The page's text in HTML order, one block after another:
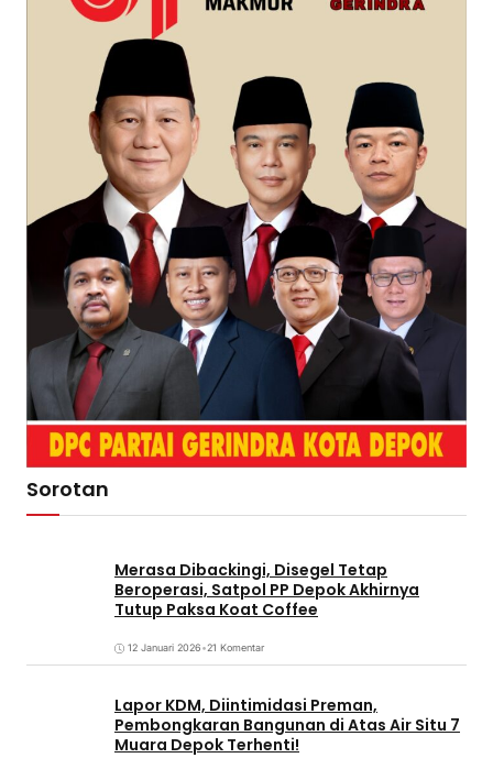
Sorotan
Merasa Dibackingi, Disegel Tetap
Beroperasi, Satpol PP Depok Akhirnya
Tutup Paksa Koat Coffee
12 Januari 2026•21 Komentar
Lapor KDM, Diintimidasi Preman,
Pembongkaran Bangunan di Atas Air Situ 7
Muara Depok Terhenti!